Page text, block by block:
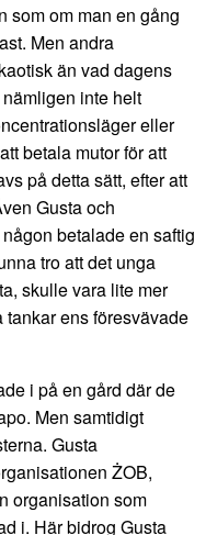
som om man en gång
Men andra
än vad dagens
inte helt
eller
betala mutor för att
på detta sätt, efter att
Gusta och
betalade en saftig
tro att det unga
skulle vara lite mer
ens föresvävade
i på en gård där de
Men samtidigt
Gusta
ŻOB,
organisation som
i. Här bidrog Gusta